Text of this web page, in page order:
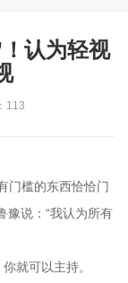
认为轻视
113
门槛的东西恰恰门
豫说：“我认为所有
就可以主持。